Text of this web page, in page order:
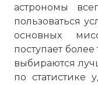
астрономы
пользоваться
основных
поступает
выбираются
по статистике